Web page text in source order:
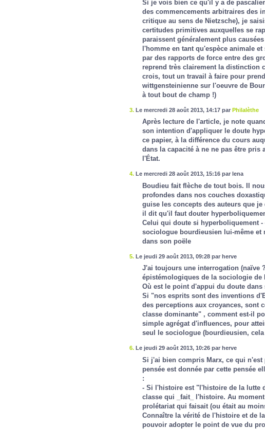
Si je vois bien ce qu'il y a de
des commencements arbitraires des
critique au sens de Nietzsche), je
certitudes primitives auxquelles se
paraissent généralement plus
l'homme en tant qu'espèce animale
par des rapports de force entre des
reprend très clairement la distinction
crois, tout un travail à faire pour
wittgensteinienne sur l'oeuvre de
à tout bout de champ !)
3. Le mercredi 28 août 2013, 14:17 par Philalèthe
Après lecture de l'article, je note
son intention d'appliquer le doute
ce papier, à la différence du cours
dans la capacité à ne ne pas être pris
l'État.
4. Le mercredi 28 août 2013, 15:16 par lena
Boudieu fait flèche de tout bois. Il
profondes dans nos couches
guise les concepts des auteurs que
il dit qu'il faut douter
Celui qui doute si hyperboliquement
sociologue bourdieusien lui-même et
dans son poële
5. Le jeudi 29 août 2013, 09:28 par herve
J'ai toujours une interrogation (naïve
épistémologiques de la sociologie de
Où est le point d'appui du doute dans
Si "nos esprits sont des inventions
des perceptions aux croyances, sont
classe dominante" , comment est-il
simple agrégat d'influences, pour
seul le sociologue (bourdieusien,
6. Le jeudi 29 août 2013, 10:26 par herve
Si j'ai bien compris Marx, ce qui
pensée est donnée par cette pensée
:
- Si l'histoire est "l'histoire de la lutte
classe qui _fait_ l'histoire. Au
prolétariat qui faisait (ou était au
Connaître la vérité de l'histoire et de
pouvoir adopter le point de vue du